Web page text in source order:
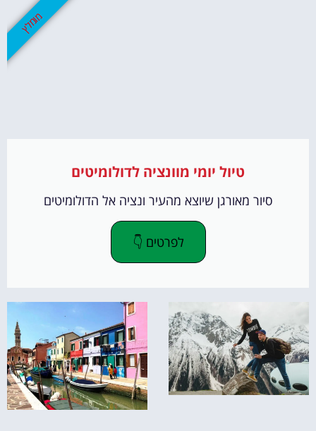
טיול יומי מוונציה לדולומיטים
סיור מאורגן שיוצא מהעיר ונציה אל הדולומיטים
לפרטים 👇
מומלץ